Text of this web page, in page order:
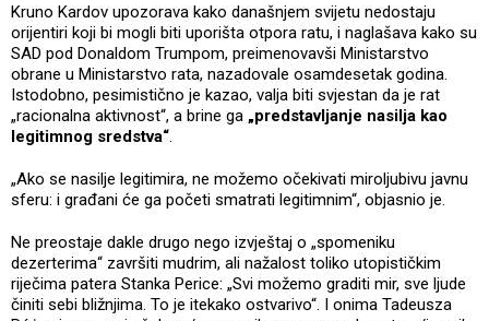
Kruno Kardov upozorava kako današnjem svijetu nedostaju
orijentiri koji bi mogli biti uporišta otpora ratu, i naglašava kako su
SAD pod Donaldom Trumpom, preimenovavši Ministarstvo
obrane u Ministarstvo rata, nazadovale osamdesetak godina.
Istodobno, pesimistično je kazao, valja biti svjestan da je rat
„racionalna aktivnost“, a brine ga „predstavljanje nasilja kao
legitimnog sredstva“.
„Ako se nasilje legitimira, ne možemo očekivati miroljubivu javnu
sferu: i građani će ga početi smatrati legitimnim“, objasnio je.
Ne preostaje dakle drugo nego izvještaj o „spomeniku
dezerterima“ završiti mudrim, ali nažalost toliko utopističkim
riječima patera Stanka Perice: „Svi možemo graditi mir, sve ljude
činiti sebi bližnjima. To je itekako ostvarivo“. I onima Tadeusza